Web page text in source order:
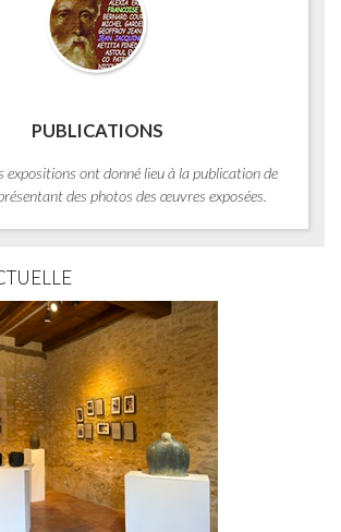
PUBLICATIONS
expositions ont donné lieu à la publication de
des photos des œuvres exposées.